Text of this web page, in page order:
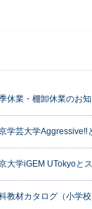
休業・棚卸休業のお
学芸大学Aggressive‼
大学iGEM UTokyoと
教材カタログ（小学